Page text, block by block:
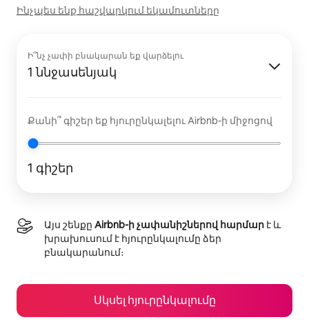
Ինչպես ենք հաշվարկում եկամուտները
Ի՞նչ չափի բնակարան եք վարձելու
1 ննջասենյակ
Քանի՞ գիշեր եք հյուրընկալելու Airbnb-ի միջոցով
1 գիշեր
Այս շենքը Airbnb-ի չափանիշներով հարմար է և
խրախուսում է հյուրընկալումը ձեր
բնակարանում։
Սկսել հյուրընկալումը